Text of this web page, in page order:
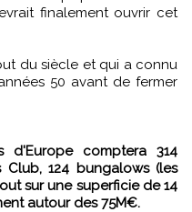
finalement ouvrir cet
du siècle et qui a connu
50 avant de fermer
d'Europe comptera 314
124 bungalows (les
sur une superficie de 14
autour des 75M€.